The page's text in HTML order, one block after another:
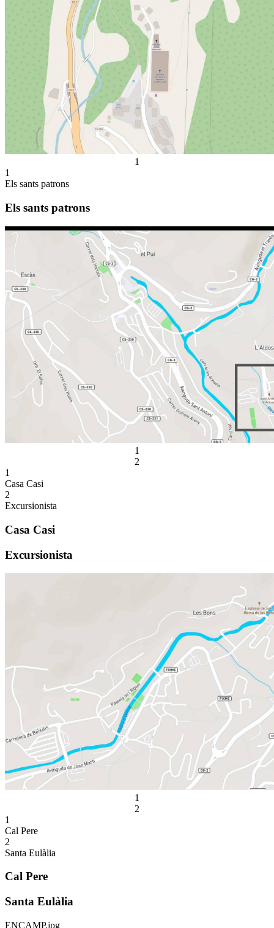
1
1
Els sants patrons
Els sants patrons
1
2
1
Casa Casi
2
Excursionista
Casa Casi
Excursionista
1
2
1
Cal Pere
2
Santa Eulàlia
Cal Pere
Santa Eulàlia
ENCAMP.jpg